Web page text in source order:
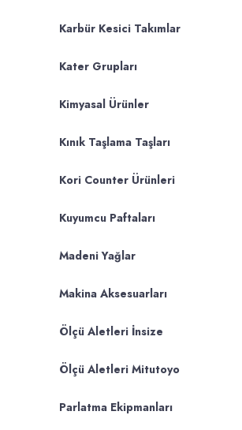
Karbür Kesici Takımlar
Kater Grupları
Kimyasal Ürünler
Kınık Taşlama Taşları
Kori Counter Ürünleri
Kuyumcu Paftaları
Madeni Yağlar
Makina Aksesuarları
Ölçü Aletleri İnsize
Ölçü Aletleri Mitutoyo
Parlatma Ekipmanları